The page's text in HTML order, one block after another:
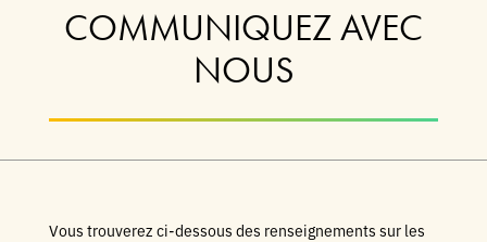
COMMUNIQUEZ AVEC
NOUS
Vous trouverez ci-dessous des renseignements sur les